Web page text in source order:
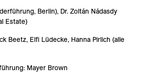
Berlin), Dr. Zoltán Nádasdy
Estate)
Beetz, Elfi Lüdecke, Hanna Pirlich (alle
Mayer Brown